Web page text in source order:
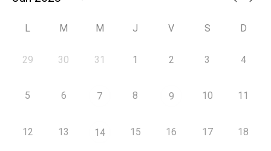
L M M J V S D
29 30 31 1 2 3 4
5 6 7 8 9 10 11
12 13 14 15 16 17 18